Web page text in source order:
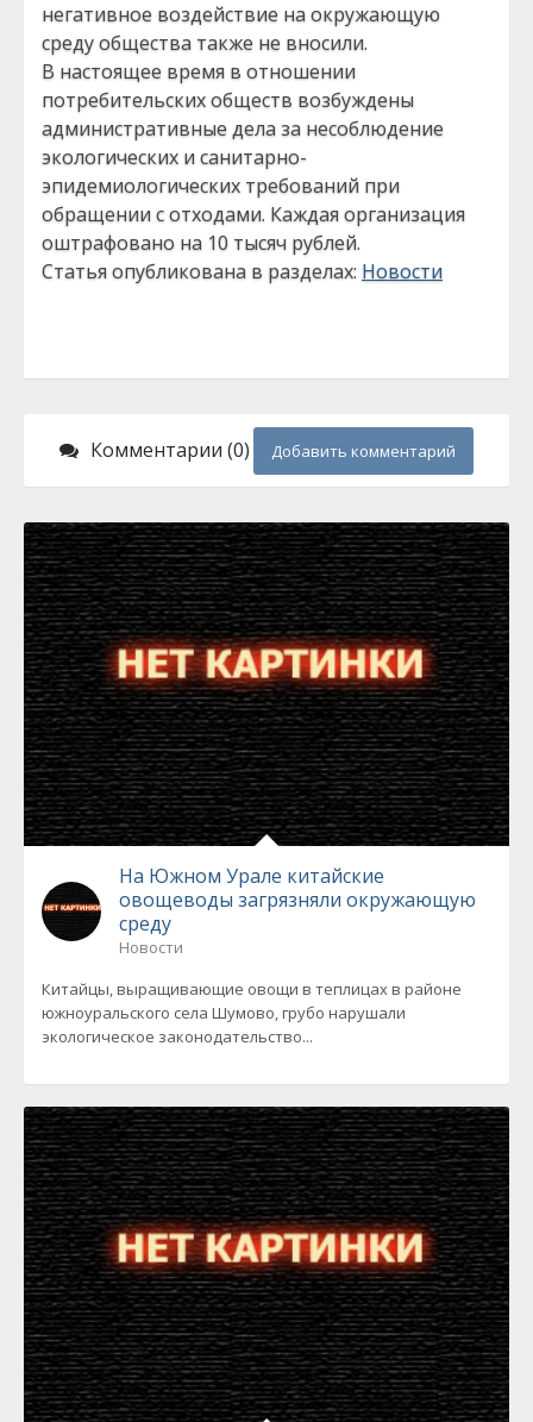
негативное воздействие на окружающую
среду общества также не вносили.
В настоящее время в отношении
потребительских обществ возбуждены
административные дела за несоблюдение
экологических и санитарно-
эпидемиологических требований при
обращении с отходами. Каждая организация
оштрафовано на 10 тысяч рублей.
Статья опубликована в разделах: Новости
Комментарии (0) Добавить комментарий
На Южном Урале китайские
овощеводы загрязняли окружающую
среду
Новости
Китайцы, выращивающие овощи в теплицах в районе
южноуральского села Шумово, грубо нарушали
экологическое законодательство...